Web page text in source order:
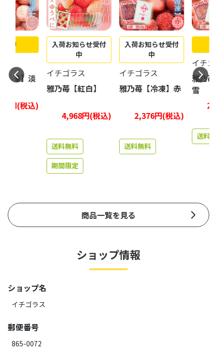
凍】淡
(税込)
入荷お知らせ受付
イチゴラス
雅乃苺【紅白】
4,968円(税込)
送料無料
期間限定
入荷お知らせ受付
イチゴラス
雅乃苺【冷凍】赤
2,376円(税込)
送料無料
イチゴ
雅乃苺
雪
送料無料
商品一覧を見る
ショップ情報
ショップ名
イチゴラス
郵便番号
865-0072